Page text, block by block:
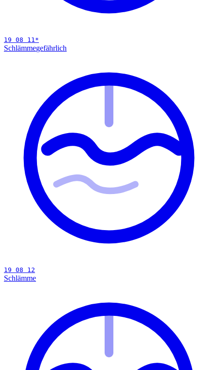
19 08 11*
Schlämmegefährlich
19 08 12
Schlämme